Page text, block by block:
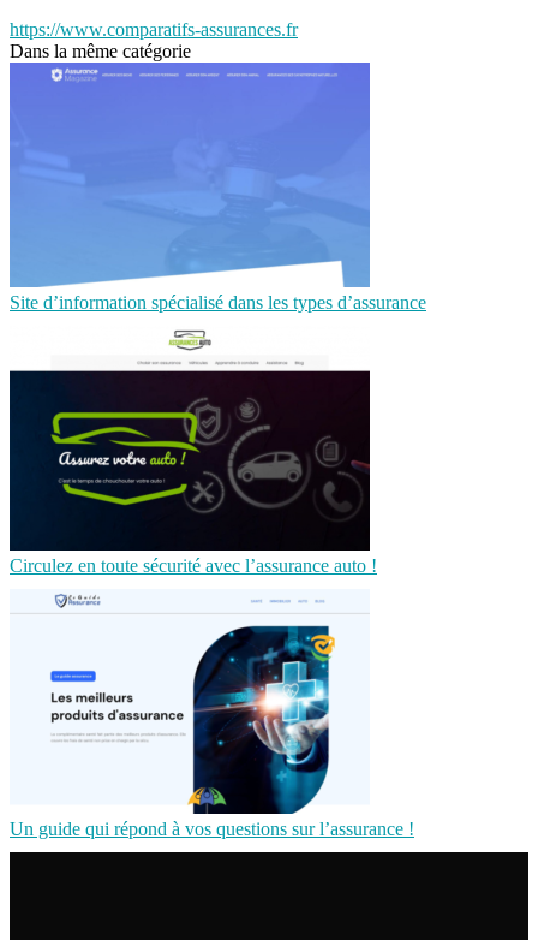
https://www.comparatifs-assurances.fr
Dans la même catégorie
Site d’information spécialisé dans les types d’assurance
Circulez en toute sécurité avec l’assurance auto !
Un guide qui répond à vos questions sur l’assurance !